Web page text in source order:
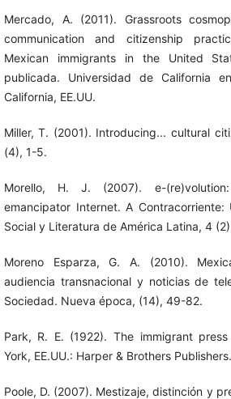
Mercado, A. (2011). Grassroots
communication and citizenship
Mexican immigrants in the United
publicada. Universidad de California
California, EE.UU.
Miller, T. (2001). Introducing... cultural
(4), 1-5.
Morello, H. J. (2007). e-
emancipator Internet. A Contracorriente:
Social y Literatura de América Latina, 4
Moreno Esparza, G. A. (2010).
audiencia transnacional y noticias de
Sociedad. Nueva época, (14), 49-82.
Park, R. E. (1922). The immigrant
York, EE.UU.: Harper & Brothers Publishers.
Poole, D. (2007). Mestizaje, distinción y